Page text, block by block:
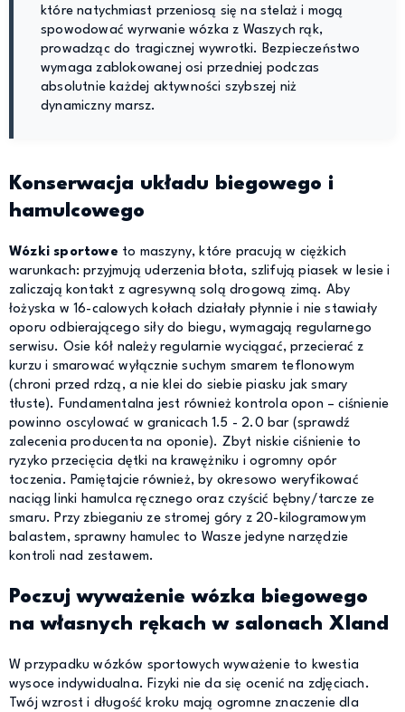
które natychmiast przeniosą się na stelaż i mogą
spowodować wyrwanie wózka z Waszych rąk,
prowadząc do tragicznej wywrotki. Bezpieczeństwo
wymaga zablokowanej osi przedniej podczas
absolutnie każdej aktywności szybszej niż
dynamiczny marsz.
Konserwacja układu biegowego i
hamulcowego
Wózki sportowe to maszyny, które pracują w ciężkich
warunkach: przyjmują uderzenia błota, szlifują piasek w lesie i
zaliczają kontakt z agresywną solą drogową zimą. Aby
łożyska w 16-calowych kołach działały płynnie i nie stawiały
oporu odbierającego siły do biegu, wymagają regularnego
serwisu. Osie kół należy regularnie wyciągać, przecierać z
kurzu i smarować wyłącznie suchym smarem teflonowym
(chroni przed rdzą, a nie klei do siebie piasku jak smary
tłuste). Fundamentalna jest również kontrola opon – ciśnienie
powinno oscylować w granicach 1.5 - 2.0 bar (sprawdź
zalecenia producenta na oponie). Zbyt niskie ciśnienie to
ryzyko przecięcia dętki na krawężniku i ogromny opór
toczenia. Pamiętajcie również, by okresowo weryfikować
naciąg linki hamulca ręcznego oraz czyścić bębny/tarcze ze
smaru. Przy zbieganiu ze stromej góry z 20-kilogramowym
balastem, sprawny hamulec to Wasze jedyne narzędzie
kontroli nad zestawem.
Poczuj wyważenie wózka biegowego
na własnych rękach w salonach Xland
W przypadku wózków sportowych wyważenie to kwestia
wysoce indywidualna. Fizyki nie da się ocenić na zdjęciach.
Twój wzrost i długość kroku mają ogromne znaczenie dla